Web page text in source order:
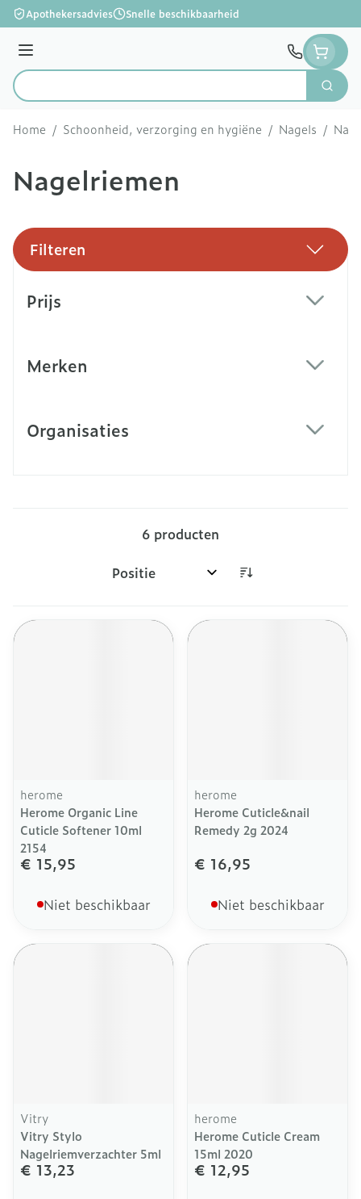
Ga naar de inhoud
Apothekersadvies Snelle beschikbaarheid
Menu
Product, merk, categorie...
Zoek
Home / Schoonheid, verzorging en hygiëne / Nagels /
Nagelriemen
Filteren
Prijs
Merken
Organisaties
6 producten
Sorteer op:
herome
Herome Organic Line
Cuticle Softener 10ml
2154
€ 15,95
Niet beschikbaar
herome
Herome Cuticle&nail
Remedy 2g 2024
€ 16,95
Niet beschikbaar
Vitry
Vitry Stylo
Nagelriemverzachter 5ml
€ 13,23
herome
Herome Cuticle Cream
15ml 2020
€ 12,95